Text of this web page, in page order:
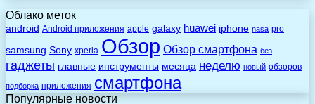
Облако меток
android Android приложения apple galaxy huawei iphone nasa pro
samsung Sony xperia Обзор Обзор смартфона без
гаджеты главные инструменты месяца неделю новый обзоров
подборка приложения смартфона
Популярные новости